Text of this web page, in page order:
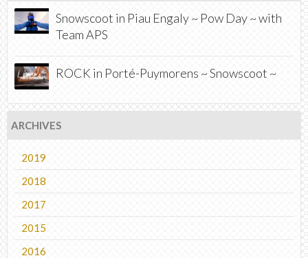
Snowscoot in Piau Engaly ~ Pow Day ~ with
Team APS
ROCK in Porté-Puymorens ~ Snowscoot ~
ARCHIVES
2019
2018
2017
2015
2016